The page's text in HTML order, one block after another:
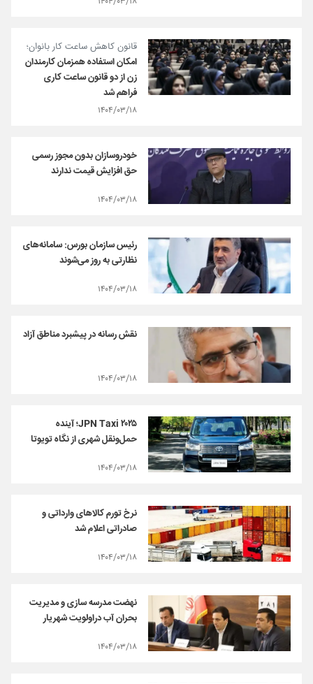
قانون کاهش ساعت کار بانوان؛
امکان استفاده همزمان کارمندان
زن از دو قانون ساعت کاری
فراهم شد
۱۴۰۴/۰۳/۱۸
خودروسازان بدون مجوز رسمی
حق افزایش قیمت ندارند
۱۴۰۴/۰۳/۱۸
رئیس سازمان بورس: سامانه‌های
نظارتی به روز می‌شوند
۱۴۰۴/۰۳/۱۸
نقش رسانه در پیشبرد مناطق آزاد
۱۴۰۴/۰۳/۱۸
JPN Taxi ۲۰۲۵؛ آینده
حمل‌ونقل شهری از نگاه تویوتا
۱۴۰۴/۰۳/۱۸
نرخ تورم کالاهای وارداتی و
صادراتی اعلام شد
۱۴۰۴/۰۳/۱۸
نهضت مدرسه سازی و‌ مدیریت
بحران آب دراولویت شهریار
۱۴۰۴/۰۳/۱۸